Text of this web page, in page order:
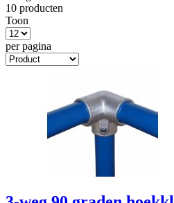
10 producten
Toon
per pagina